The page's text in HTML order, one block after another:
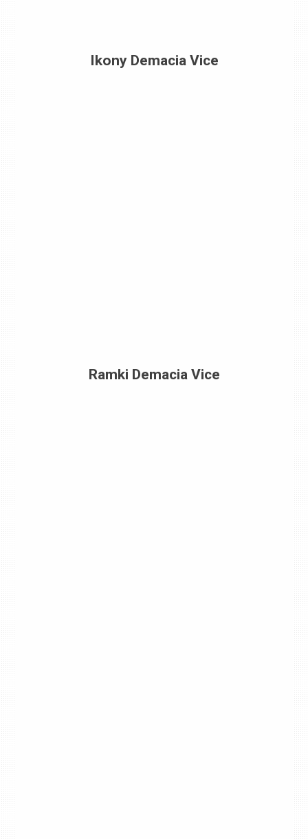
Ikony Demacia Vice
Ramki Demacia Vice